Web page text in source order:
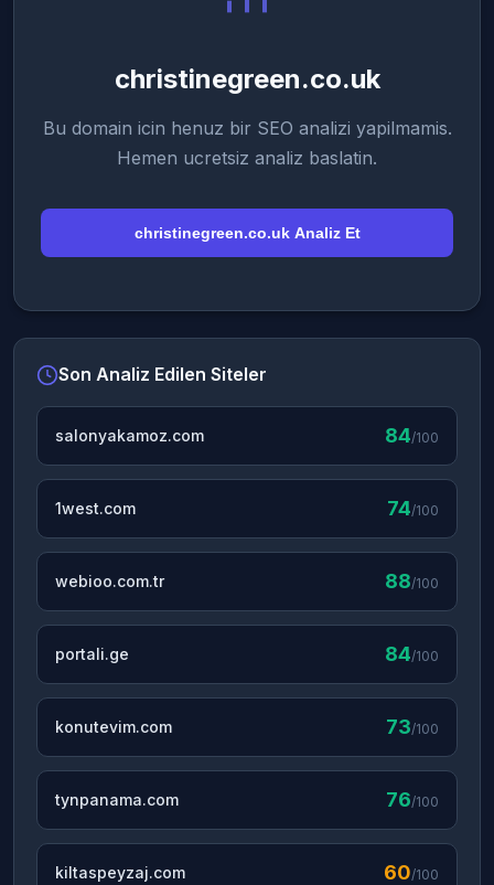
christinegreen.co.uk
Bu domain icin henuz bir SEO analizi yapilmamis.
Hemen ucretsiz analiz baslatin.
christinegreen.co.uk Analiz Et
Son Analiz Edilen Siteler
salonyakamoz.com 84/100
1west.com 74/100
webioo.com.tr 88/100
portali.ge 84/100
konutevim.com 73/100
tynpanama.com 76/100
kiltaspeyzaj.com 60/100